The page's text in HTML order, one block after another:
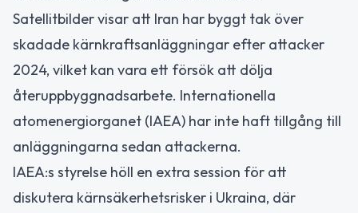
Satellitbilder visar att Iran har byggt tak över
skadade kärnkraftsanläggningar efter attacker
2024, vilket kan vara ett försök att dölja
återuppbyggnadsarbete. Internationella
atomenergiorganet (IAEA) har inte haft tillgång till
anläggningarna sedan attackerna.
IAEA:s styrelse höll en extra session för att
diskutera kärnsäkerhetsrisker i Ukraina, där